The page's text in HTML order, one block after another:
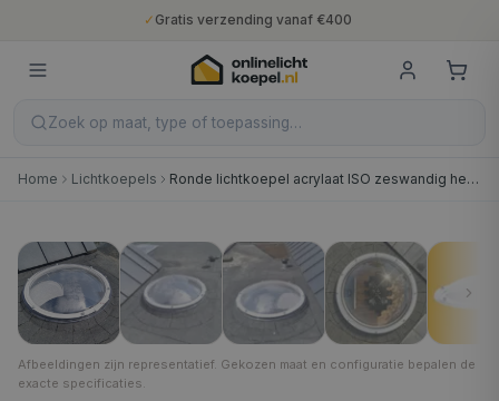
✓ Gratis verzending vanaf €400
10 jaar fabrieksgarantie
Nederlandse productie
Zoek op maat, type of toepassing…
Home Lichtkoepels Ronde lichtkoepel acrylaat ISO zeswandig helder
1 7
Afbeeldingen zijn representatief. Gekozen maat en configuratie bepalen de
exacte specificaties.